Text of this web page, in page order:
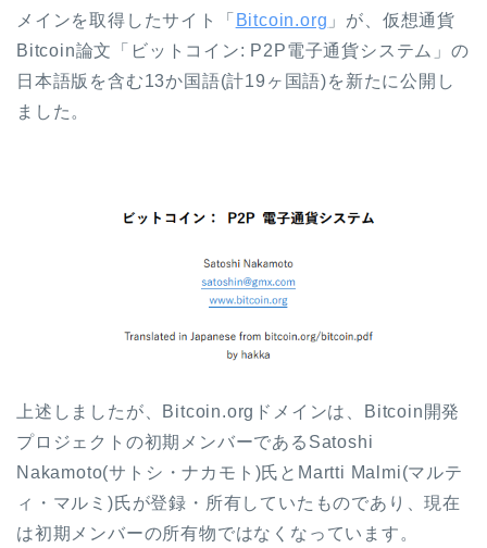
メインを取得したサイト「 Bitcoin.org 」が、仮想通貨
Bitcoin論文「ビットコイン: P2P電子通貨システム」の
日本語版を含む13か国語(計19ヶ国語)を新たに公開し
ました。
上述しましたが、Bitcoin.orgドメインは、Bitcoin開発
プロジェクトの初期メンバーである Satoshi
Nakamoto(サトシ・ナカモト)氏とMartti Malmi(マルテ
ィ・マルミ)氏が登録・所有していたものであり、現在
は初期メンバーの所有物ではなくなっています。